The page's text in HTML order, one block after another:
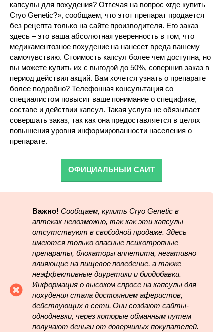
капсулы для похудения? Отвечая на вопрос «где купить
Cryo Genetic?», сообщаем, что этот препарат продается
без рецепта только на сайте производителя. Его заказ
здесь – это ваша абсолютная уверенность в том, что
медикаментозное похудение на нанесет вреда вашему
самочувствию. Стоимость капсул более чем доступна, но
вы можете купить их с выгодой до 50%, совершив заказ в
период действия акций. Вам хочется узнать о препарате
более подробно? Телефонная консультация со
специалистом повысит ваше понимание о специфике,
составе и действии капсул. Такая услуга не обязывает
совершать заказ, так как она предоставляется в целях
повышения уровня информированности населения о
препарате.
ОФИЦИАЛЬНЫЙ САЙТ
Важно! Сообщаем, купить Cryo Genetic в
аптеках невозможно, так как эти капсулы
отсутствуют в свободной продаже. Здесь
имеются только опасные психотропные
препараты, блокаторы аппетита, негативно
влияющие на пищевое поведение, а также
неэффективные диуретики и биодобавки.
Информация о высоком спросе на капсулы для
похудения стала достоянием аферистов,
действующих в сети. Они создают сайты-
однодневки, через которые обманным путем
получают деньги от доверчивых покупателей.